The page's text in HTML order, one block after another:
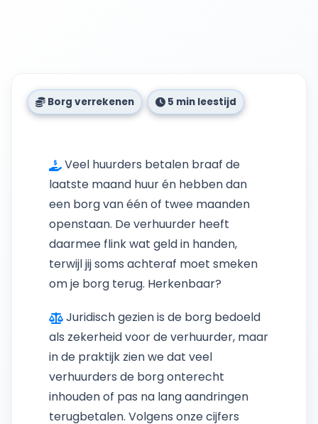
met Laatste Maand
Huur: Complete
Gids 2025 |
MijnHuurdossier
Leer alles over borg verrekenen met je
laatste maand huur. Wanneer mag het,
hoe doe je het en wat zijn je rechten?
Borg verrekenen 5 min leestijd
Veel huurders betalen braaf de
laatste maand huur én hebben dan
een borg van één of twee maanden
openstaan. De verhuurder heeft
daarmee flink wat geld in handen,
terwijl jij soms achteraf moet smeken
om je borg terug. Herkenbaar?
Juridisch gezien is de borg bedoeld
als zekerheid voor de verhuurder, maar
in de praktijk zien we dat veel
verhuurders de borg onterecht
inhouden of pas na lang aandringen
terugbetalen. Volgens onze cijfers